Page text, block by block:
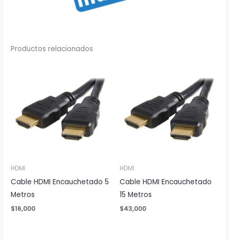
Productos relacionados
HDMI
Cable HDMI Encauchetado 5
Metros
$16,000
HDMI
Cable HDMI Encauchetado
15 Metros
$43,000